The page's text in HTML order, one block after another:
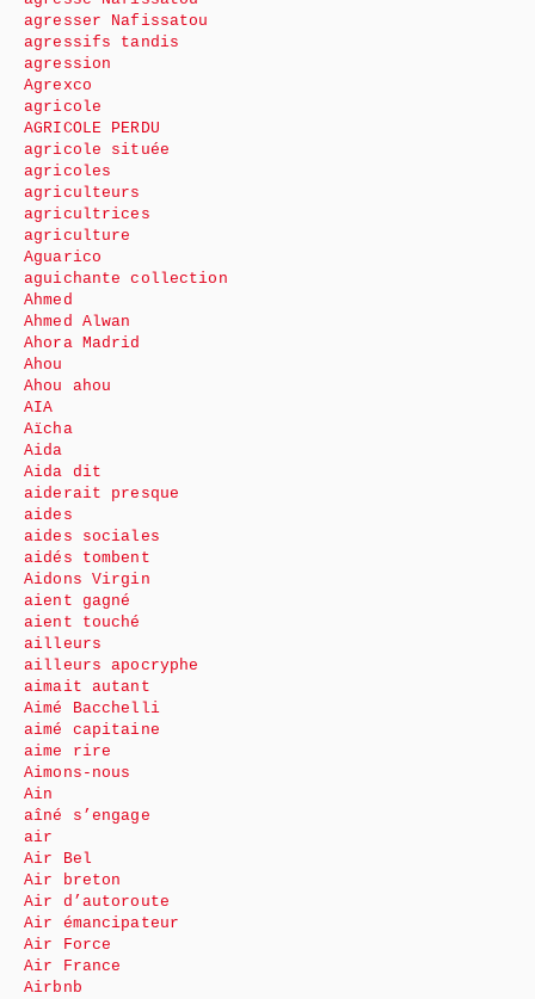
agresser Nafissatou
agressifs tandis
agression
Agrexco
agricole
AGRICOLE PERDU
agricole située
agricoles
agriculteurs
agricultrices
agriculture
Aguarico
aguichante collection
Ahmed
Ahmed Alwan
Ahora Madrid
Ahou
Ahou ahou
AIA
Aïcha
Aida
Aida dit
aiderait presque
aides
aides sociales
aidés tombent
Aidons Virgin
aient gagné
aient touché
ailleurs
ailleurs apocryphe
aimait autant
Aimé Bacchelli
aimé capitaine
aime rire
Aimons-nous
Ain
aîné s’engage
air
Air Bel
Air breton
Air d’autoroute
Air émancipateur
Air Force
Air France
Airbnb